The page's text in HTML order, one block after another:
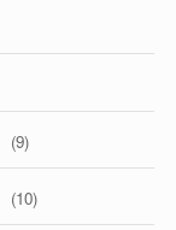
(9)
(10)